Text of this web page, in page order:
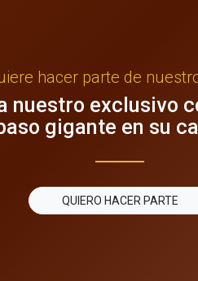
hacer parte de
nuestro exclusivo
gigante en su
QUIERO HACER PARTE